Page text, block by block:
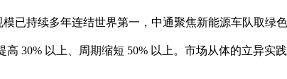
持续多年连结世界第一，中通聚焦新能源车队取绿
30% 以上、周期缩短 50% 以上。市场从体的立异实